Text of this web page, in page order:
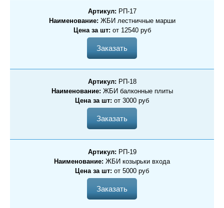
Артикул: РП-17
Наименование: ЖБИ лестничные марши
Цена за шт: от 12540 руб
Заказать
Артикул: РП-18
Наименование: ЖБИ балконные плиты
Цена за шт: от 3000 руб
Заказать
Артикул: РП-19
Наименование: ЖБИ козырьки входа
Цена за шт: от 5000 руб
Заказать